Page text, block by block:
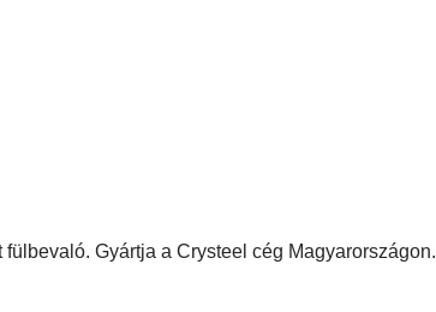
Gyártja a Crysteel cég Magyarországon.